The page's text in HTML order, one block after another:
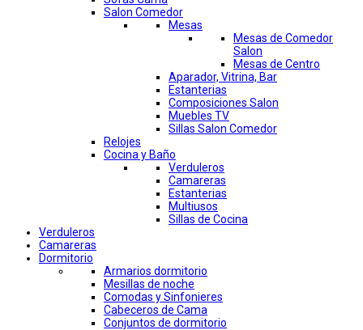
Salon Comedor
Mesas
Mesas de Comedor
Salon
Mesas de Centro
Aparador, Vitrina, Bar
Estanterias
Composiciones Salon
Muebles TV
Sillas Salon Comedor
Relojes
Cocina y Baño
Verduleros
Camareras
Estanterias
Multiusos
Sillas de Cocina
Verduleros
Camareras
Dormitorio
Armarios dormitorio
Mesillas de noche
Comodas y Sinfonieres
Cabeceros de Cama
Conjuntos de dormitorio